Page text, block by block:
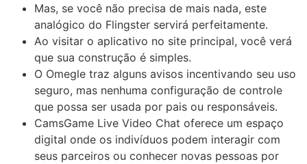
Mas, se você não precisa de mais nada, este
analógico do Flingster servirá perfeitamente.
Ao visitar o aplicativo no site principal, você verá
que sua construção é simples.
O Omegle traz alguns avisos incentivando seu uso
seguro, mas nenhuma configuração de controle
que possa ser usada por pais ou responsáveis.
CamsGame Live Video Chat oferece um espaço
digital onde os indivíduos podem interagir com
seus parceiros ou conhecer novas pessoas por